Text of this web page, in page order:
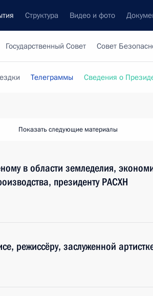
Структура Видео и фото
Государственный Совет Совет
Телеграммы Сведения о
Показать следующие материалы
в области земледелия,
президенту РАСХН
режиссёру, заслуженной